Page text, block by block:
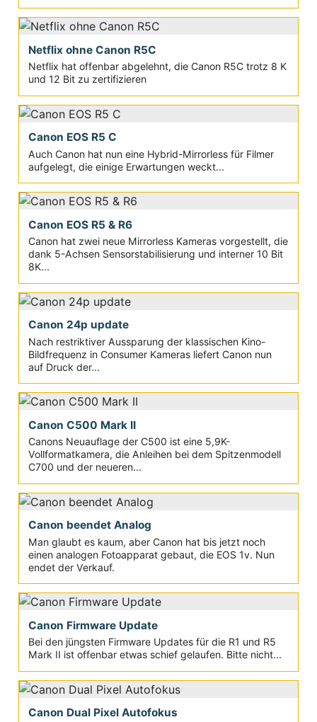
Netflix ohne Canon R5C
Netflix hat offenbar abgelehnt, die Canon R5C trotz 8 K
und 12 Bit zu zertifizieren
Canon EOS R5 C
Auch Canon hat nun eine Hybrid-Mirrorless für Filmer
aufgelegt, die einige Erwartungen weckt...
Canon EOS R5 & R6
Canon hat zwei neue Mirrorless Kameras vorgestellt, die
dank 5-Achsen Sensorstabilisierung und interner 10 Bit
8K...
Canon 24p update
Nach restriktiver Aussparung der klassischen Kino-
Bildfrequenz in Consumer Kameras liefert Canon nun
auf Druck der...
Canon C500 Mark II
Canons Neuauflage der C500 ist eine 5,9K-
Vollformatkamera, die Anleihen bei dem Spitzenmodell
C700 und der neueren...
Canon beendet Analog
Man glaubt es kaum, aber Canon hat bis jetzt noch
einen analogen Fotoapparat gebaut, die EOS 1v. Nun
endet der Verkauf.
Canon Firmware Update
Bei den jüngsten Firmware Updates für die R1 und R5
Mark II ist offenbar etwas schief gelaufen. Bitte nicht...
Canon Dual Pixel Autofokus